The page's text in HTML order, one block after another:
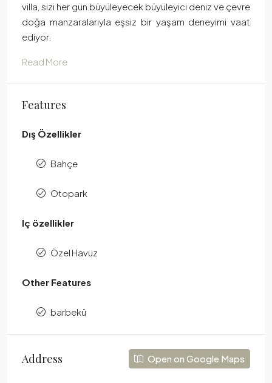
villa, sizi her gün büyüleyecek büyüleyici deniz ve çevre
doğa manzaralarıyla eşsiz bir yaşam deneyimi vaat
ediyor.
Read More
Features
Dış Özellikler
Bahçe
Otopark
Iç özellikler
Özel Havuz
Other Features
barbekü
Address Open on Google Maps